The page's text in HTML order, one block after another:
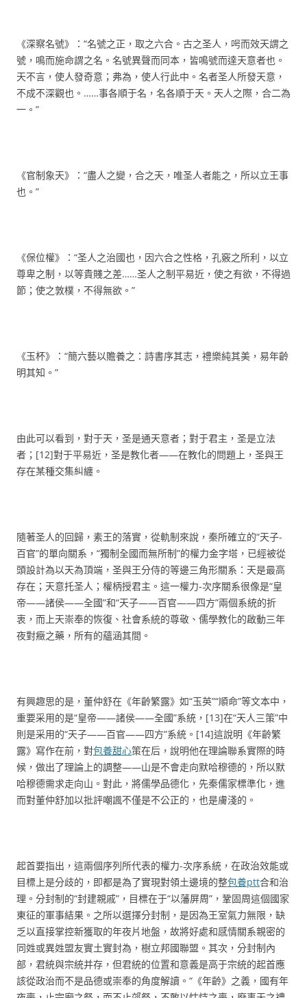
《深察名號》：“名號之正，取之六合。古之圣人，呺而效天謂之
號，鳴而施命謂之名。名號異聲而同本，皆鳴號而達天意者也。
天不言，使人發奇意；弗為，使人行此中。名者圣人所發天意，
不成不深觀也。……事各順于名，名各順于天。天人之際，合二為
一。”
《官制象天》：“盡人之變，合之天，唯圣人者能之，所以立王事
也。”
《保位權》：“圣人之治國也，因六合之性格，孔竅之所利，以立
尊卑之制，以等貴賤之差……圣人之制平易近，使之有欲，不得過
節；使之敦樸，不得無欲。”
《玉杯》：“簡六藝以贍養之：詩書序其志，禮樂純其美，易年齡
明其知。”
由此可以看到，對于天，圣是通天意者；對于君主，圣是立法
者；[12]對于平易近，圣是教化者——在教化的問題上，圣與王
存在某種交集糾纏。
隨著圣人的回歸，素王的落實，從軌制來說，秦所確立的“天子-
百官”的單向關系，“獨制全國而無所制”的權力金字塔，已經被從
頭設計為以天為頂端，圣與王分侍的等邊三角形關系：天是最高
存在；天意托圣人；權柄授君主。這一權力-次序關系很像是“皇
帝——諸侯——全國”和“天子——百官——四方”兩個系統的折
衷，而上天崇奉的恢復、社會系統的尊敬、儒學教化的啟動三年
夜對癥之藥，所有的蘊涵其間。
有興趣思的是，董仲舒在《年齡繁露》如“玉英”“順命”等文本中，
重要采用的是“皇帝——諸侯——全國”系統，[13]在“天人三策”中
則是采用的“天子——百官——四方”系統。[14]這說明《年齡繁
露》寫作在前，對包養甜心策在后，說明他在理論聯系實際的時
候，做出了理論上的調整——山是不會走向默哈穆德的，所以默
哈穆德需求走向山。對此，將儒學品德化，先秦儒家標準化，進
而對董仲舒加以批評嘲諷不僅是不公正的，也是膚淺的。
起首要指出，這兩個序列所代表的權力-次序系統，在政治效能或
目標上是分歧的，即都是為了實現對領土邊境的整包養ptt合和治
理。分封制的“封建親戚”，目標在于“以藩屏周”，鞏固周這個國家
東征的軍事結果。之所以選擇分封制，是因為王室氣力無限，缺
乏以直接掌控新獲取的年夜片地盤，故將好處和感情關系親密的
同姓或異姓盟友實土實封為，樹立邦國聯盟。其次，分封制內
部，君統與宗統并存，但君統的位置和意義是高于宗統的起首應
該從政治而不是品德或崇奉的角度解讀。“《年齡》之義，國有年